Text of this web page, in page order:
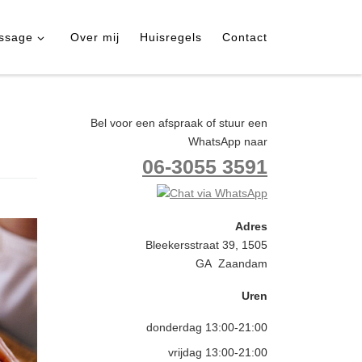
Over mij Huisregels Contact
Bel voor een afspraak of stuur een
WhatsApp naar
06-3055 3591
Adres
Bleekersstraat 39, 1505
GA Zaandam
Uren
donderdag 13:00-21:00
vrijdag 13:00-21:00